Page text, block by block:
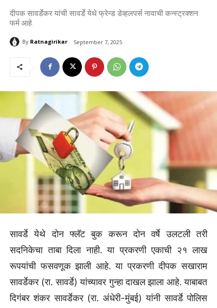
दीपक सावर्डेकर यांची सावर्डे येथे फ्रेन्ड डेव्हलपर्स नावाची कन्स्ट्रक्शन
फर्म आहे.
By Ratnagirikar September 7, 2025
सावर्डे येथे दोन फ्लॅट बुक करून दोन वर्षे उलटली तरी
सदनिकेचा ताबा दिला नाही. या प्रकरणी एकाची २१ लाख
रूपयांची फसवणूक झाली आहे. या प्रकरणी दीपक सखाराम
सावर्डेकर (रा. सावर्डे) यांच्यावर गुन्हा दाखल झाला आहे. याबाबत
दिगंबर शंकर सावर्डेकर (रा. अंधेरी-मुंबई) यांनी सावर्डे पोलिस